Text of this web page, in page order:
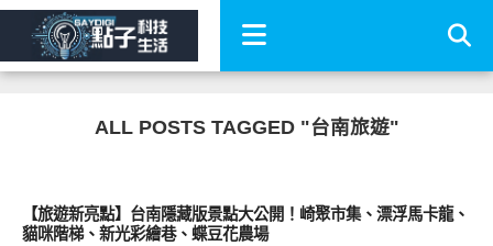
ALL POSTS TAGGED "台南旅遊"
【旅遊新亮點】台南隱藏版景點大公開！崎聚市集、漂浮馬卡龍、
貓咪階梯、新光彩繪巷、蝶豆花農場